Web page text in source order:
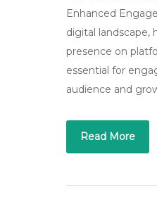
Enhanced
digital landscape,
presence on
essential for
audience and
Read More